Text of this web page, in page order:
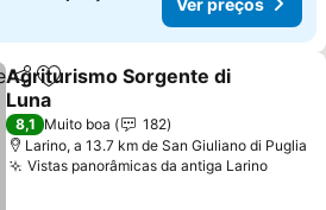
PartilharAdicionar aos favoritos
Agriturismo Sorgente di
Luna
Ver preços
8,1 Muito boa
182
Larino, a 13.7 km de San Giuliano di Puglia
Vistas panorâmicas da antiga LarinoVer